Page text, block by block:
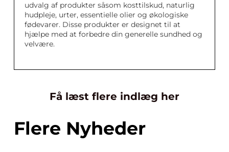
udvalg af produkter såsom kosttilskud, naturlig
hudpleje, urter, essentielle olier og økologiske
fødevarer. Disse produkter er designet til at
hjælpe med at forbedre din generelle sundhed og
velvære.
Få læst flere indlæg her
Flere Nyheder